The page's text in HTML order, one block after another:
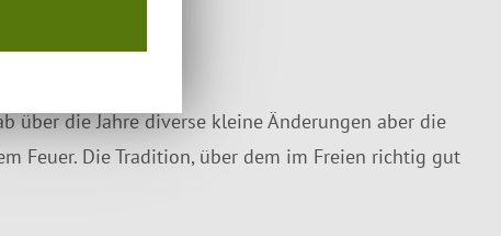
über die Jahre diverse kleine Änderungen aber die
Feuer. Die Tradition, über dem im Freien richtig gut